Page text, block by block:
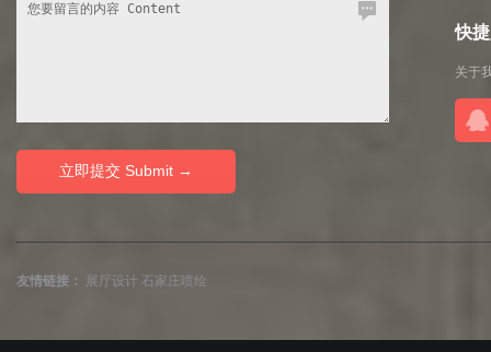
快
关于
友情链接： 展厅设计 石家庄喷绘